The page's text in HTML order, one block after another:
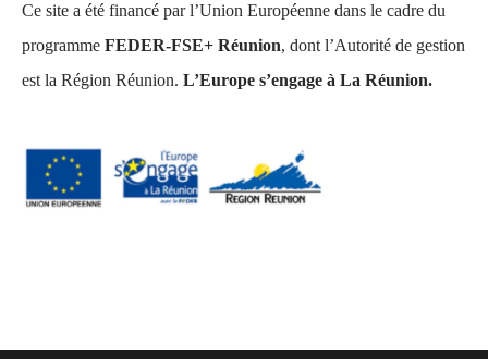
Ce site a été financé par l’Union Européenne dans le cadre du
programme FEDER-FSE+ Réunion, dont l’Autorité de gestion
est la Région Réunion. L’Europe s’engage à La Réunion.